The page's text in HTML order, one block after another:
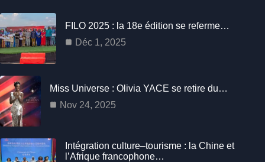
FILO 2025 : la 18e édition se referme…
Déc 1, 2025
Miss Universe : Olivia YACE se retire du…
Nov 24, 2025
Intégration culture–tourisme : la Chine et
l’Afrique francophone…